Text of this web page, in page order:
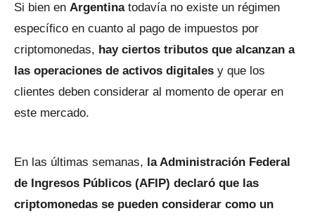
Si bien en Argentina todavía no existe un régimen
específico en cuanto al pago de impuestos por
criptomonedas, hay ciertos tributos que alcanzan a
las operaciones de activos digitales y que los
clientes deben considerar al momento de operar en
este mercado.
En las últimas semanas, la Administración Federal
de Ingresos Públicos (AFIP) declaró que las
criptomonedas se pueden considerar como un